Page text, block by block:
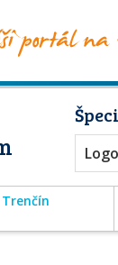
Trenčín